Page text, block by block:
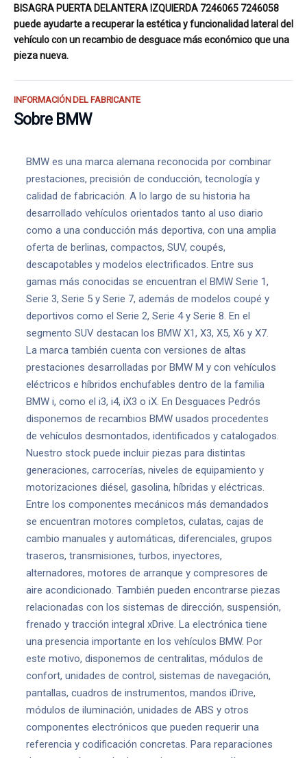
BISAGRA PUERTA DELANTERA IZQUIERDA 7246065 7246058
puede ayudarte a recuperar la estética y funcionalidad lateral del
vehículo con un recambio de desguace más económico que una
pieza nueva.
INFORMACIÓN DEL FABRICANTE
Sobre BMW
BMW es una marca alemana reconocida por combinar
prestaciones, precisión de conducción, tecnología y
calidad de fabricación. A lo largo de su historia ha
desarrollado vehículos orientados tanto al uso diario
como a una conducción más deportiva, con una amplia
oferta de berlinas, compactos, SUV, coupés,
descapotables y modelos electrificados. Entre sus
gamas más conocidas se encuentran el BMW Serie 1,
Serie 3, Serie 5 y Serie 7, además de modelos coupé y
deportivos como el Serie 2, Serie 4 y Serie 8. En el
segmento SUV destacan los BMW X1, X3, X5, X6 y X7.
La marca también cuenta con versiones de altas
prestaciones desarrolladas por BMW M y con vehículos
eléctricos e híbridos enchufables dentro de la familia
BMW i, como el i3, i4, iX3 o iX. En Desguaces Pedrós
disponemos de recambios BMW usados procedentes
de vehículos desmontados, identificados y catalogados.
Nuestro stock puede incluir piezas para distintas
generaciones, carrocerías, niveles de equipamiento y
motorizaciones diésel, gasolina, híbridas y eléctricas.
Entre los componentes mecánicos más demandados
se encuentran motores completos, culatas, cajas de
cambio manuales y automáticas, diferenciales, grupos
traseros, transmisiones, turbos, inyectores,
alternadores, motores de arranque y compresores de
aire acondicionado. También pueden encontrarse piezas
relacionadas con los sistemas de dirección, suspensión,
frenado y tracción integral xDrive. La electrónica tiene
una presencia importante en los vehículos BMW. Por
este motivo, disponemos de centralitas, módulos de
confort, unidades de control, sistemas de navegación,
pantallas, cuadros de instrumentos, mandos iDrive,
módulos de iluminación, unidades de ABS y otros
componentes electrónicos que pueden requerir una
referencia y codificación concretas. Para reparaciones